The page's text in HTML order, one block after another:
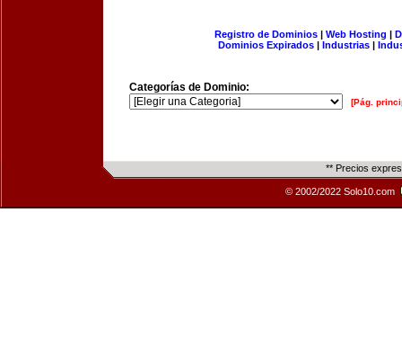
Registro de Dominios| Web Hosting |
Dominios Expirados | Industrias |
Categorías de Dominio:
[Pág.
** Precios
© 2002/2022 Solo10.com